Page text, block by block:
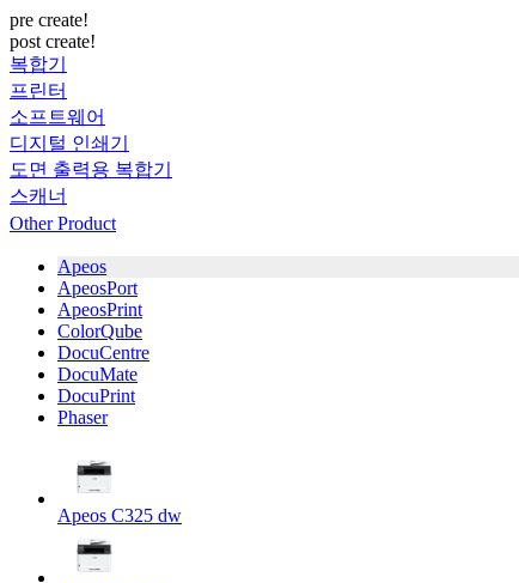
pre create!
post create!
복합기
프린터
소프트웨어
디지털 인쇄기
도면 출력용 복합기
스캐너
Other Product
Apeos
ApeosPort
ApeosPrint
ColorQube
DocuCentre
DocuMate
DocuPrint
Phaser
Apeos C325 dw